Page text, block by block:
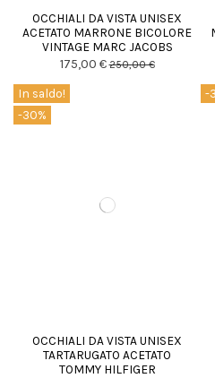
OCCHIALI DA VISTA UNISEX
ACETATO MARRONE BICOLORE
VINTAGE MARC JACOBS
175,00 €250,00 €
In saldo!
-30%
OCCHIALI DA VISTA UNISEX
TARTARUGATO ACETATO
TOMMY HILFIGER
-